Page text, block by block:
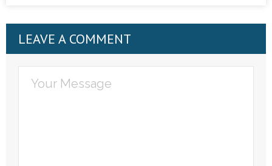
LEAVE A COMMENT